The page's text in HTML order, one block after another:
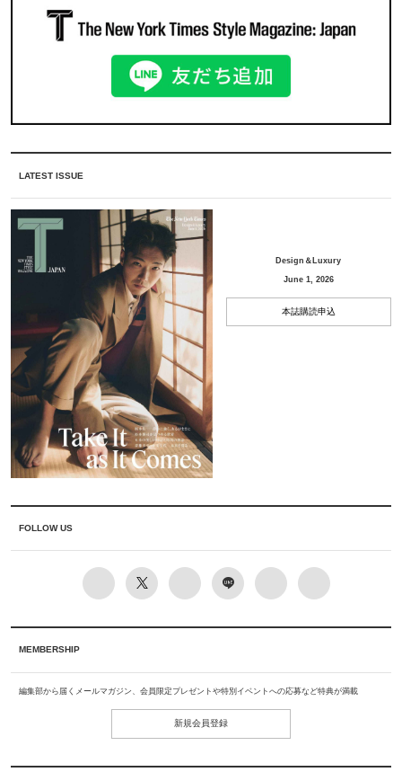
LATEST ISSUE
Design＆Luxury
June 1, 2026
本誌購読申込
FOLLOW US
MEMBERSHIP
編集部から届くメールマガジン、会員限定プレゼントや特別イベントへの応募など特典が満載
新規会員登録